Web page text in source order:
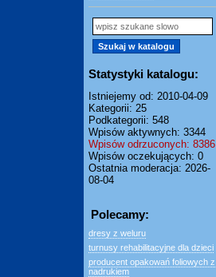
Statystyki katalogu:
Istniejemy od: 2010-04-09
Kategorii: 25
Podkategorii: 548
Wpisów aktywnych: 3344
Wpisów odrzuconych: 8386
Wpisów oczekujących: 0
Ostatnia moderacja: 2026-
08-04
Polecamy:
dresy z weluru
turnusy rehabilitacyjne dla dzieci
producent opakowań foliowych z
nadrukiem